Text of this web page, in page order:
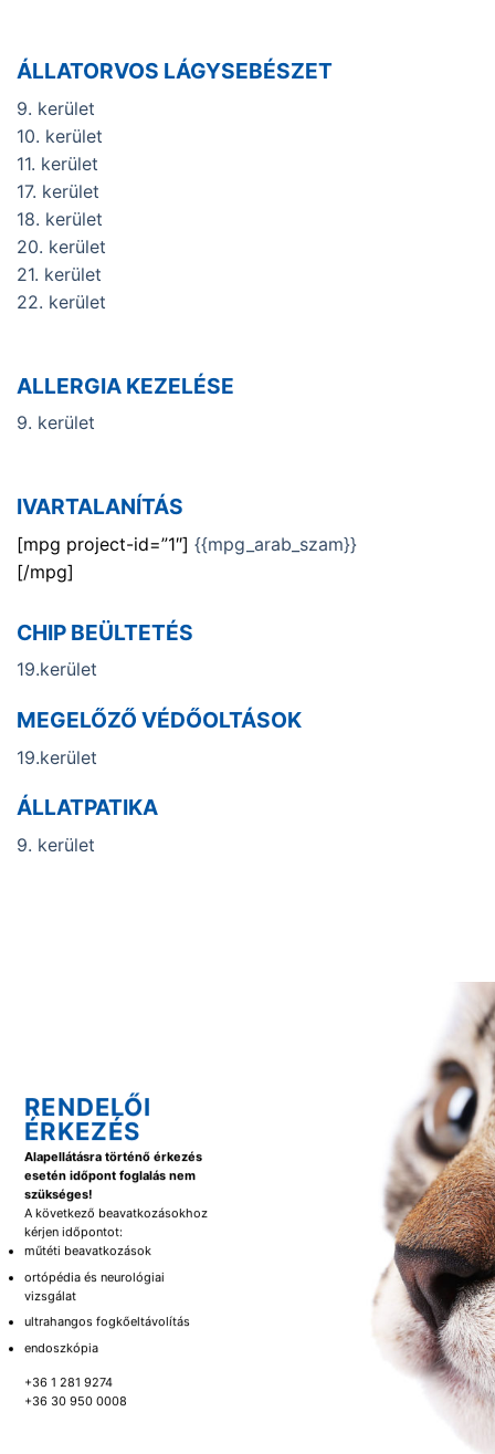
ÁLLATORVOS LÁGYSEBÉSZET
9. kerület
10. kerület
11. kerület
17. kerület
18. kerület
20. kerület
21. kerület
22. kerület
ALLERGIA KEZELÉSE
9. kerület
IVARTALANÍTÁS
[mpg project-id=”1″] {{mpg_arab_szam}}
[/mpg]
CHIP BEÜLTETÉS
19.kerület
MEGELŐZŐ VÉDŐOLTÁSOK
19.kerület
ÁLLATPATIKA
9. kerület
RENDELŐI
ÉRKEZÉS
Alapellátásra történő érkezés
esetén időpont foglalás nem
szükséges!
A következő beavatkozásokhoz
kérjen időpontot:
műtéti beavatkozások
ortópédia és neurológiai
vizsgálat
ultrahangos fogkőeltávolítás
endoszkópia
+36 1 281 9274
+36 30 950 0008